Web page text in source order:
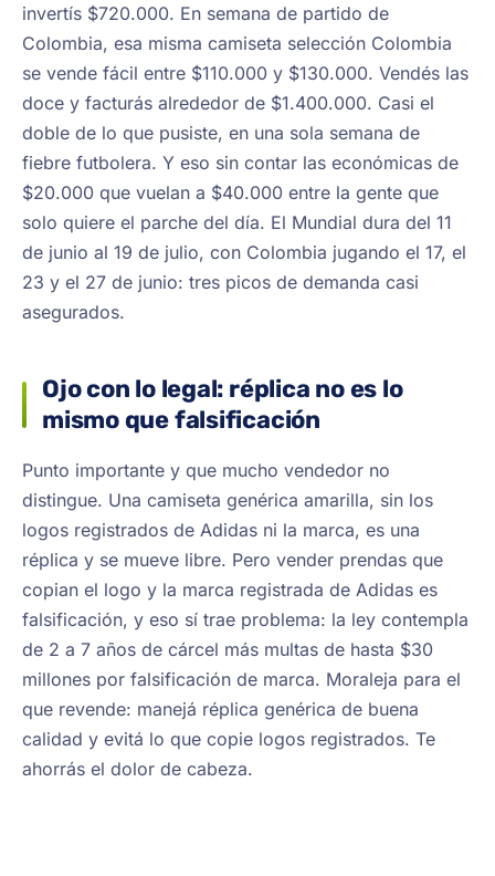
invertís $720.000. En semana de partido de
Colombia, esa misma camiseta selección Colombia
se vende fácil entre $110.000 y $130.000. Vendés las
doce y facturás alrededor de $1.400.000. Casi el
doble de lo que pusiste, en una sola semana de
fiebre futbolera. Y eso sin contar las económicas de
$20.000 que vuelan a $40.000 entre la gente que
solo quiere el parche del día. El Mundial dura del 11
de junio al 19 de julio, con Colombia jugando el 17, el
23 y el 27 de junio: tres picos de demanda casi
asegurados.
Ojo con lo legal: réplica no es lo
mismo que falsificación
Punto importante y que mucho vendedor no
distingue. Una camiseta genérica amarilla, sin los
logos registrados de Adidas ni la marca, es una
réplica y se mueve libre. Pero vender prendas que
copian el logo y la marca registrada de Adidas es
falsificación, y eso sí trae problema: la ley contempla
de 2 a 7 años de cárcel más multas de hasta $30
millones por falsificación de marca. Moraleja para el
que revende: manejá réplica genérica de buena
calidad y evitá lo que copie logos registrados. Te
ahorrás el dolor de cabeza.